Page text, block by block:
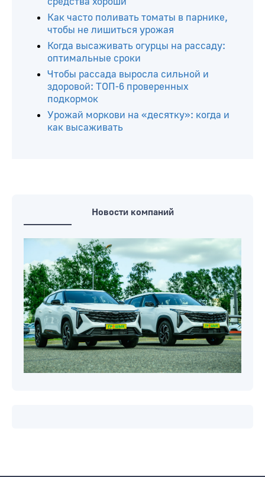
Как часто поливать томаты в парнике,
чтобы не лишиться урожая
Когда высаживать огурцы на рассаду:
оптимальные сроки
Чтобы рассада выросла сильной и
здоровой: ТОП-6 проверенных
подкормок
Урожай моркови на «десятку»: когда и
как высаживать
Новости компаний